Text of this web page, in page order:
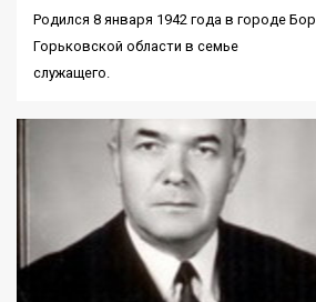
Родился 8 января 1942 года в городе Бор
Горьковской области в семье
служащего.